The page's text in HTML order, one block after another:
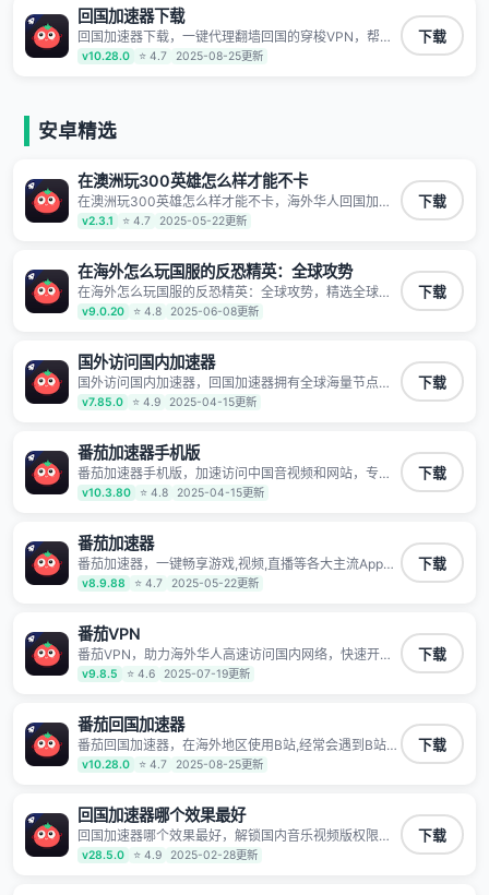
回国加速器下载
回国加速器下载，一键代理翻墙回国的穿梭VPN，帮助
海外华人留学生及港澳台地区用户破除地区版权限制问
题，一键降低游戏延迟，加速访问中国网站、游戏及应
v10.28.0 ⭐ 4.7 2025-08-25更新
下载
安卓精选
在澳洲玩300英雄怎么样才能不卡
在澳洲玩300英雄怎么样才能不卡，海外华人回国加速
器,为境外华人解决海外怎么听歌?海外怎么看剧?海外怎
么玩游戏不卡等境外难题,全球回国稳定国内节点,专业、
v2.3.1 ⭐ 4.7 2025-05-22更新
下载
在海外怎么玩国服的反恐精英：全球攻势
在海外怎么玩国服的反恐精英：全球攻势，精选全球好
物针对海外华人、留学生和海外出差用户打造的一款高
质量专属回国加速器,只要身处海外即可一键加速畅享国
务办公、炒股等多场景的应用及网络加速
v9.0.20 ⭐ 4.8 2025-06-08更新
下载
国外访问国内加速器
国外访问国内加速器，回国加速器拥有全球海量节点覆
盖，运营商专线不卡顿超稳定，专为海外华人和留学生
打造，帮助海外华人免除地域限制，随时高速稳定低延
v7.85.0 ⭐ 4.9 2025-04-15更新
下载
番茄加速器手机版
番茄加速器手机版，加速访问中国音视频和网站，专业
回国加速器，帮你加速访问优酷、bilibili、腾讯视频、爱
奇艺等，加速国服游戏，例如原神、阴阳师、和平精
明日方舟、战双帕弥什、sky光·遇、另一个伊甸园等国
内各种服务,回国加速器致力于帮助海外华人和留学生、
港澳台地区用户提供最好的回国游戏和音乐视频加速服
务，可以在海外或港澳台地区流畅加速国服游戏和音视
线。能加速访问优酷、爱奇艺、腾讯视频、B站、芒果
TV、西瓜视频、QQ音乐、网易云音乐、酷狗音乐、YY
等主流网站应用解除限制，带你穿梭加速回国。目前已
有上百万用户，用户整体好评95%以上，一对一在线客
服支持，保障你的使用体验。
v10.3.80 ⭐ 4.8 2025-04-15更新
下载
番茄加速器
番茄加速器，一键畅享游戏,视频,直播等各大主流App应
用,视频加载极速不卡顿。人在海外听歌,玩国服游戏 简
单易用。
v8.9.88 ⭐ 4.7 2025-05-22更新
下载
番茄VPN
番茄VPN，助力海外华人高速访问国内网络，快速开启
国内各直播平台,解决国内视频、音乐卡顿问题；更能加
速海量国服游戏，超低延迟稳定不掉线,畅享国内网络！
v9.8.5 ⭐ 4.6 2025-07-19更新
下载
番茄回国加速器
番茄回国加速器，在海外地区使用B站,经常会遇到B站地
区版权限制/网络IP屏蔽,缓冲卡顿等问题,使用我们的哔
哩哔哩专用回国VPN,可加速解决各类网络问题,一键网络
7*24小时服务。
v10.28.0 ⭐ 4.7 2025-08-25更新
下载
回国加速器哪个效果最好
回国加速器哪个效果最好，解锁国内音乐视频版权限制.
刷剧不卡，高清秒开. 有效降低国服游戏延迟. 提升国内
主流应用访问速度 ; 独创加速黑科技 · 海量边缘. 动态多
v28.5.0 ⭐ 4.9 2025-02-28更新
下载